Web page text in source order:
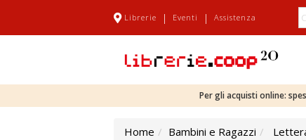
Librerie | Eventi | Assistenza
Per gli acquisti online:
Home Bambini e Ragazzi